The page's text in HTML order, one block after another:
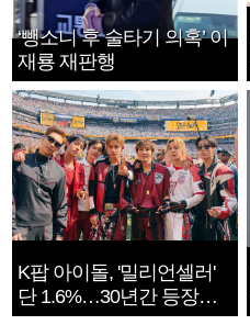
‘뺑소니 후 술타기 의혹’ 이
재룡 재판행
K팝 아이돌, '밀리언셀러'
단 1.6%…30년간 등장